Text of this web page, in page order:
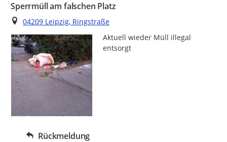
Sperrmüll am falschen Platz
Ort
04209 Leipzig, Ringstraße
Aktuell wieder Müll illegal
entsorgt
Rückmeldung